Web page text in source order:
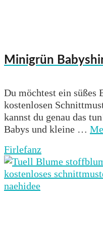
Minigrün
Du möchtest ein süßes
kostenlosen
kannst du genau das
Babys und kleine …
Firlefanz